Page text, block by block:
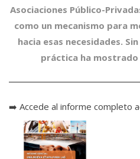
Asociaciones Público-
como un mecanismo para
hacia esas necesidades.
práctica ha mostrado
➡️ Accede al informe completo